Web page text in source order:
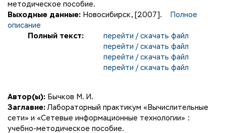
методическое пособие.
Выходные данные: Новосибирск, [2007].
Полное
описание
Полный текст:
перейти / скачать файл
перейти / скачать файл
перейти / скачать файл
перейти / скачать файл
Автор(ы): Бычков М. И.
Заглавие:Лабораторный практикум «Вычислительные
сети» и «Сетевые информационные технологии» :
учебно-методическое пособие.